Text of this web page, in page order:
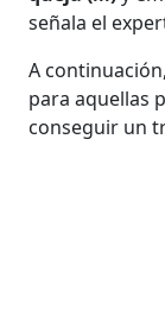
señala el
A
para aquellas
conseguir un